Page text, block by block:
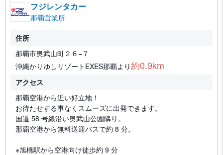
フジレンタカー
那覇営業所
住所
那覇市奥武山町２６−７
沖縄かりゆしリゾートEXES那覇より約0.9km
アクセス
那覇空港から近い好立地！
お待たせする事なくスムーズに出発できます。
国道 58 号線沿い奥武山公園隣り。
那覇空港から無料送迎バスで約 8 分。
※旭橋駅から空港向け徒歩約 9 分